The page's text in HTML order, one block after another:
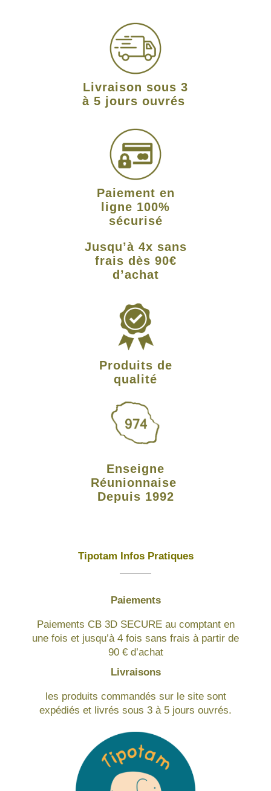
Livraison sous 3
à 5 jours ouvrés
Paiement en
ligne 100%
sécurisé
Jusqu’à 4x sans
frais dès 90€
d’achat
Produits de
qualité
Enseigne
Réunionnaise
Depuis 1992
Tipotam Infos Pratiques
Paiements
Paiements CB 3D SECURE au comptant en
une fois et jusqu’à 4 fois sans frais à partir de
90 € d’achat
Livraisons
les produits commandés sur le site sont
expédiés et livrés sous 3 à 5 jours ouvrés.